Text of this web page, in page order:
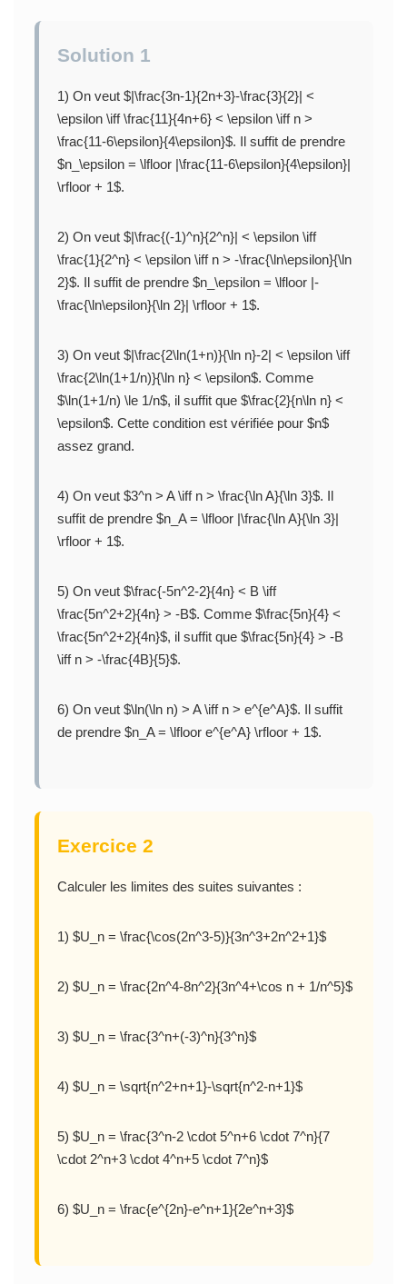
Solution 1
1) On veut $|\frac{3n-1}{2n+3}-\frac{3}{2}| <
\epsilon \iff \frac{11}{4n+6} < \epsilon \iff n >
\frac{11-6\epsilon}{4\epsilon}$. Il suffit de prendre
$n_\epsilon = \lfloor |\frac{11-6\epsilon}{4\epsilon}|
\rfloor + 1$.
2) On veut $|\frac{(-1)^n}{2^n}| < \epsilon \iff
\frac{1}{2^n} < \epsilon \iff n > -\frac{\ln\epsilon}{\ln
2}$. Il suffit de prendre $n_\epsilon = \lfloor |-
\frac{\ln\epsilon}{\ln 2}| \rfloor + 1$.
3) On veut $|\frac{2\ln(1+n)}{\ln n}-2| < \epsilon \iff
\frac{2\ln(1+1/n)}{\ln n} < \epsilon$. Comme
$\ln(1+1/n) \le 1/n$, il suffit que $\frac{2}{n\ln n} <
\epsilon$. Cette condition est vérifiée pour $n$
assez grand.
4) On veut $3^n > A \iff n > \frac{\ln A}{\ln 3}$. Il
suffit de prendre $n_A = \lfloor |\frac{\ln A}{\ln 3}|
\rfloor + 1$.
5) On veut $\frac{-5n^2-2}{4n} < B \iff
\frac{5n^2+2}{4n} > -B$. Comme $\frac{5n}{4} <
\frac{5n^2+2}{4n}$, il suffit que $\frac{5n}{4} > -B
\iff n > -\frac{4B}{5}$.
6) On veut $\ln(\ln n) > A \iff n > e^{e^A}$. Il suffit
de prendre $n_A = \lfloor e^{e^A} \rfloor + 1$.
Exercice 2
Calculer les limites des suites suivantes :
1) $U_n = \frac{\cos(2n^3-5)}{3n^3+2n^2+1}$
2) $U_n = \frac{2n^4-8n^2}{3n^4+\cos n + 1/n^5}$
3) $U_n = \frac{3^n+(-3)^n}{3^n}$
4) $U_n = \sqrt{n^2+n+1}-\sqrt{n^2-n+1}$
5) $U_n = \frac{3^n-2 \cdot 5^n+6 \cdot 7^n}{7
\cdot 2^n+3 \cdot 4^n+5 \cdot 7^n}$
6) $U_n = \frac{e^{2n}-e^n+1}{2e^n+3}$